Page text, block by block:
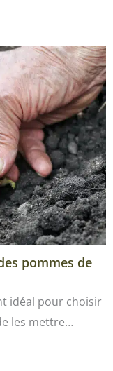
pommes de
idéal pour choisir
les mettre…